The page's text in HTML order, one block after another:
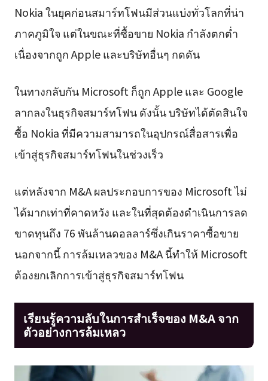
Nokia ในยุคก่อนสมาร์ทโฟนมีส่วนแบ่งทั่วโลกที่น่า
ภาคภูมิใจ แต่ในขณะที่ซื้อขาย Nokia กำลังตกต่ำ
เนื่องจากถูก Apple และบริษัทอื่นๆ กดดัน
ในทางกลับกัน Microsoft ก็ถูก Apple และ Google
ลากลงในธุรกิจสมาร์ทโฟน ดังนั้น บริษัทได้ตัดสินใจ
ซื้อ Nokia ที่มีความสามารถในอุปกรณ์สื่อสารเพื่อ
เข้าสู่ธุรกิจสมาร์ทโฟนในช่วงเร็ว
แต่หลังจาก M&A ผลประกอบการของ Microsoft ไม่
ได้มากเท่าที่คาดหวัง และในที่สุดต้องดำเนินการลด
ขาดทุนถึง 76 พันล้านดอลลาร์ซึ่งเกินราคาซื้อขาย
นอกจากนี้ การล้มเหลวของ M&A นี้ทำให้ Microsoft
ต้องยกเลิกการเข้าสู่ธุรกิจสมาร์ทโฟน
เรียนรู้ความลับในการสำเร็จของ M&A จาก
ตัวอย่างการล้มเหลว